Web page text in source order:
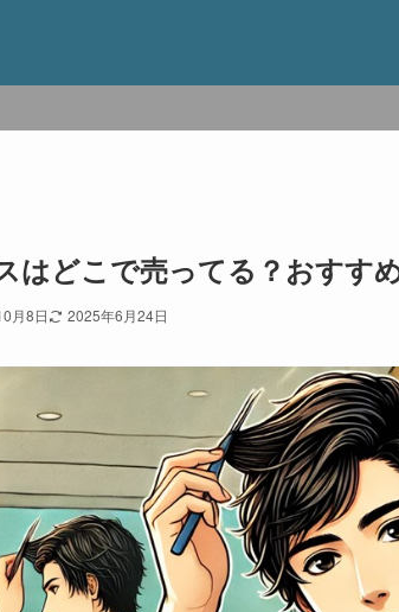
はどこで売ってる？おすす
月8日 2025年6月24日